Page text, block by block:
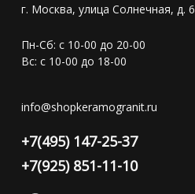
г. Москва, улица Солнечная, д. 6
Пн-Сб: с 10-00 до 20-00
Вс: с 10-00 до 18-00
info@shopkeramogranit.ru
+7(495) 147-25-37
+7(925) 851-11-10